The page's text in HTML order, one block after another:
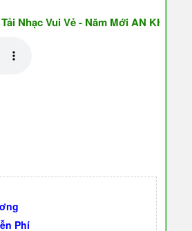
Vẻ - Năm Mới AN KHANG & THỊNH
Phí